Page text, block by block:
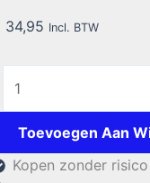
34,95 Incl. BTW
45-
Toevoegen Aan
Kopen zonder